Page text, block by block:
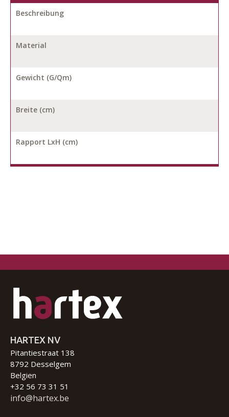
Beschreibung
Material
Gewicht (G/Qm)
Breite (cm)
Rapport LxH (cm)
HARTEX NV
Pitantiestraat 138
8792 Desselgem
Belgien
+32 56 73 31 51
info@hartex.be